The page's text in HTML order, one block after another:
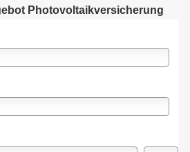
Photo­voltaik­ver­si­che­rung